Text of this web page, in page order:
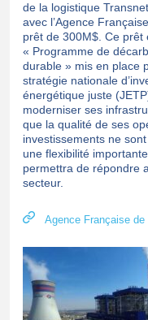
de la logistique
avec l’Agence
prêt de 300M$. Ce prêt
« Programme de
durable » mis en place
stratégie nationale
énergétique juste
moderniser ses
que la qualité de ses
investissements ne
une flexibilité
permettra de répondre
secteur.
Agence Française de